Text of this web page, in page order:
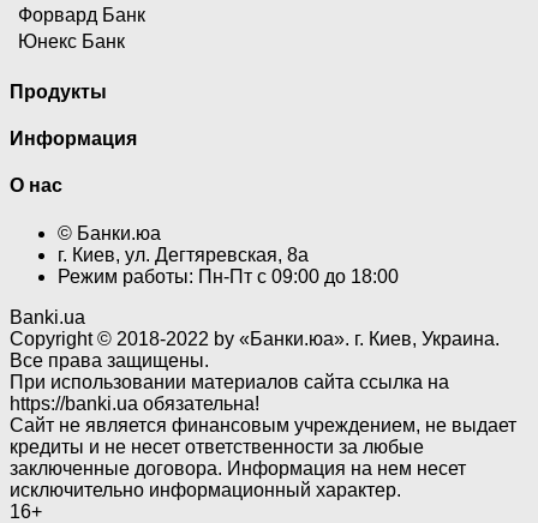
Форвард Банк
Юнекс Банк
Продукты
Информация
О нас
© Банки.юа
г. Киев, ул. Дегтяревская, 8а
Режим работы: Пн-Пт с 09:00 до 18:00
Banki.ua
Copyright © 2018-2022 by «Банки.юа». г. Киев, Украина.
Все права защищены.
При использовании материалов сайта ссылка на
https://banki.ua обязательна!
Сайт не является финансовым учреждением, не выдает
кредиты и не несет ответственности за любые
заключенные договора. Информация на нем несет
исключительно информационный характер.
16+